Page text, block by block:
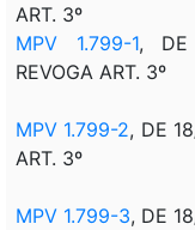
ART. 3º
MPV 1.799-1, DE
REVOGA ART. 3º
MPV 1.799-2, DE
ART. 3º
MPV 1.799-3, DE